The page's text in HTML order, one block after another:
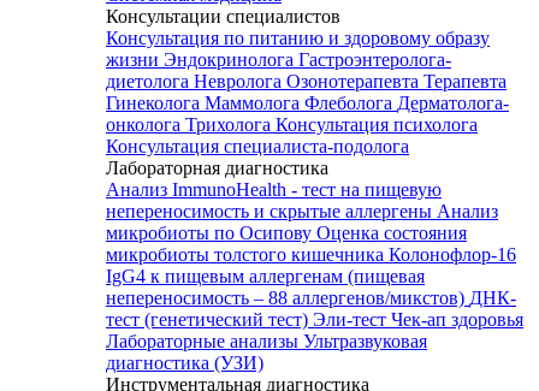
Консультации специалистов
Консультация по питанию и здоровому образу
жизни Эндокринолога Гастроэнтеролога-
диетолога Невролога Озонотерапевта Терапевта
Гинеколога Маммолога Флеболога Дерматолога-
онколога Трихолога Консультация психолога
Консультация специалиста-подолога
Лабораторная диагностика
Анализ ImmunoHealth - тест на пищевую
непереносимость и скрытые аллергены Анализ
микробиоты по Осипову Оценка состояния
микробиоты толстого кишечника Колонофлор-16
IgG4 к пищевым аллергенам (пищевая
непереносимость – 88 аллергенов/микстов) ДНК-
тест (генетический тест) Эли-тест Чек-ап здоровья
Лабораторные анализы Ультразвуковая
диагностика (УЗИ)
Инструментальная диагностика